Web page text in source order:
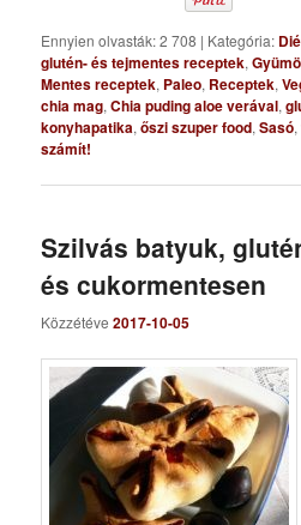
Ennyien olvasták: 2 708 | Kategória:
glutén- és tejmentes receptek,
Mentes receptek, Paleo, Receptek,
chia mag,Chia puding aloe verával,
konyhapatika,őszi szuper food,Sasó,
számít!
Szilvás batyuk,
és cukormentesen
Közzétéve2017-10-05